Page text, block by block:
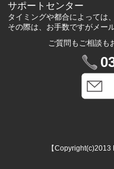
サポートセンター
タイミングや都合によっては
その際は、お手数ですがメー
ご質問もご相談も
【Copyright(c)2013